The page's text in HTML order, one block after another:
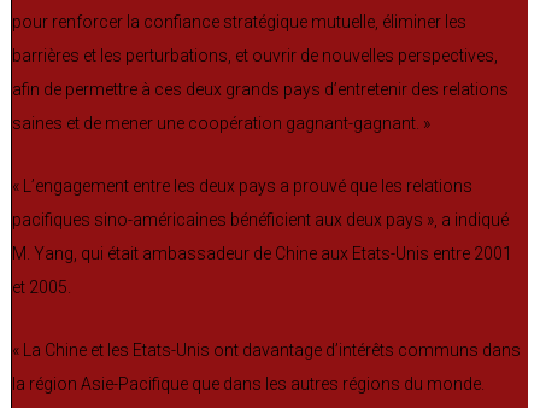
pour renforcer la confiance stratégique mutuelle, éliminer les
barrières et les perturbations, et ouvrir de nouvelles perspectives,
afin de permettre à ces deux grands pays d’entretenir des relations
saines et de mener une coopération gagnant-gagnant. »
« L’engagement entre les deux pays a prouvé que les relations
pacifiques sino-américaines bénéficient aux deux pays », a indiqué
M. Yang, qui était ambassadeur de Chine aux Etats-Unis entre 2001
et 2005.
« La Chine et les Etats-Unis ont davantage d’intérêts communs dans
la région Asie-Pacifique que dans les autres régions du monde.